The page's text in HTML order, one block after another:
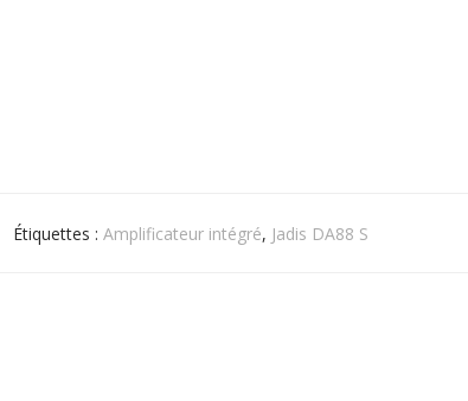
Étiquettes : Amplificateur intégré, Jadis DA88 S